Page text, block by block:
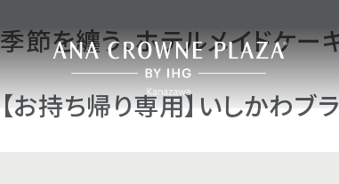
季節を纏う、ホテルメイドケー
【お持ち帰り専用】いしかわブ